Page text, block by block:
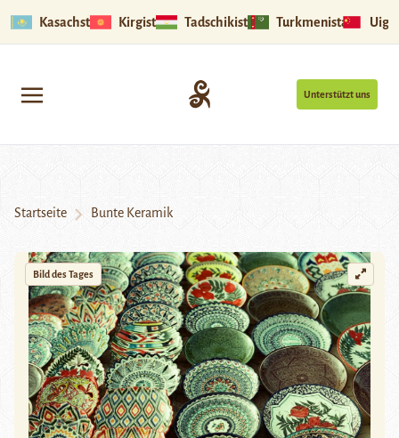
Kasachstan Kirgistan Tadschikistan Turkmenistan
Unterstützt uns
Startseite Bunte Keramik
Bild des Tages